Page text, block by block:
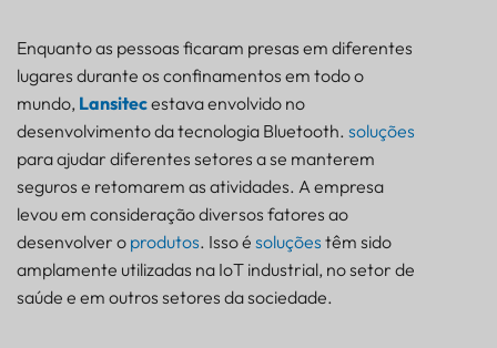
Enquanto as pessoas ficaram presas em diferentes
lugares durante os confinamentos em todo o
mundo, Lansitecestava envolvido no
desenvolvimento da tecnologia Bluetooth. soluções
para ajudar diferentes setores a se manterem
seguros e retomarem as atividades. A empresa
levou em consideração diversos fatores ao
desenvolver o produtos. Isso é soluções têm sido
amplamente utilizadas na IoT industrial, no setor de
saúde e em outros setores da sociedade.